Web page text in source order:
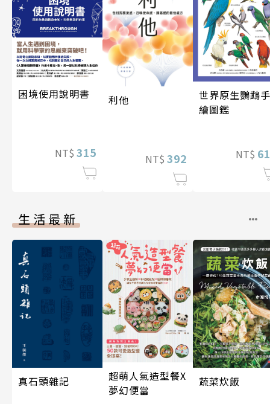
困境使用說明書
NT$ 315
利他
NT$ 392
世界原生鸚鵡手
繪圖鑑
NT$
生活最新
真石頭雜記
超萌人氣造型餐X
夢幻便當
蔬菜炊飯